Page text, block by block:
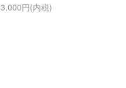
3,000円(内税)